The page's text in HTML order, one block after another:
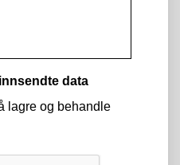
data
lagre og behandle